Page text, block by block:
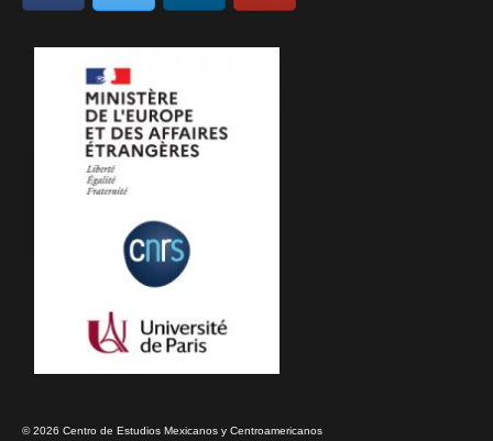
© 2026 Centro de Estudios Mexicanos y Centroamericanos